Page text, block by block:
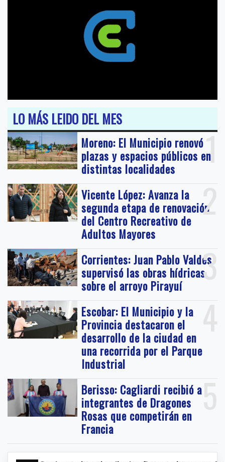
LO MÁS LEIDO DEL MES
1
Moreno: El Municipio renovó
plazas y espacios públicos en
distintas localidades
2
Vicente López: Avanza la
segunda etapa de renovación
del Centro Recreativo de
Adultos Mayores
3
Corrientes: Juan Pablo Valdés
supervisó las obras hídricas
sobre el arroyo Pirayuí
4
Escobar: El Municipio y la
Provincia destacaron el
desarrollo de la ciudad en
una recorrida por el Parque
Industrial
5
Berisso: Cagliardi recibió a
integrantes de Dragones
Rosas que competirán en
Francia